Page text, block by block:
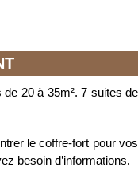
20 à 35m². 7 suites
le coffre-fort pour
besoin d’informations.